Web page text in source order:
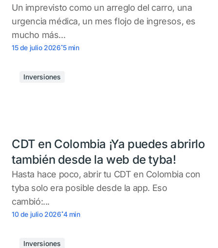
Un imprevisto como un arreglo del carro, una
urgencia médica, un mes flojo de ingresos, es
mucho más...
15 de julio 2026.5 min
Inversiones
CDT en Colombia ¡Ya puedes abrirlo
también desde la web de tyba!
Hasta hace poco, abrir tu CDT en Colombia con
tyba solo era posible desde la app. Eso
cambió:...
10 de julio 2026.4 min
Inversiones